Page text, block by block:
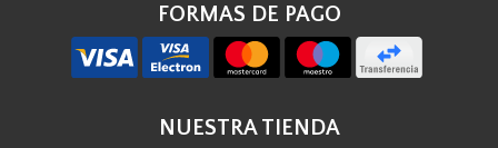
FORMAS DE PAGO
NUESTRA TIENDA